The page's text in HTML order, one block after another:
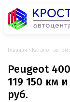
Главная Каталог
Peugeot
119 150 км
руб.